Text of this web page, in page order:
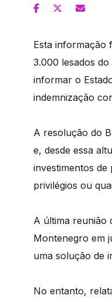
Esta informação
3.000 lesados
informar o
indemnização
A resolução do
e, desde essa
investimentos
privilégios ou
A última reunião
Montenegro em
uma solução de
No entanto,